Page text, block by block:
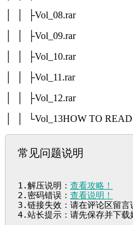
│ │ ├Vol_08.rar
│ │ ├Vol_09.rar
│ │ ├Vol_10.rar
│ │ ├Vol_11.rar
│ │ ├Vol_12.rar
│ │ └Vol_13HOW TO
常见问题说明
1.解压说明： 查看攻略！
2.密码错误： 查看说明！
3.链接失效：请在评论区留言
4.站长提示：请先保存并下载